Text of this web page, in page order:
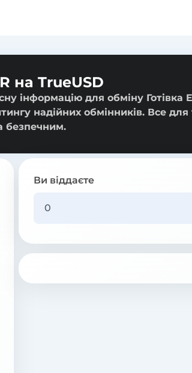
на TrueUSD
інформацію для обміну Готівка
надійних обмінників. Все
безпечним.
Ви віддаєте